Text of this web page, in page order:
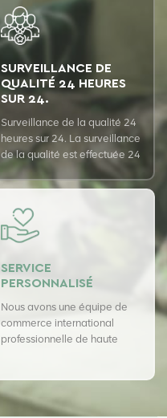
SURVEILLANCE DE
QUALITÉ 24 HEURES
SUR 24.
Surveillance de la qualité 24
heures sur 24. La surveillance
de la qualité est effectuée 24
heures sur 24 avec le système
d'assurance qualité USTER
notre qualité.
SERVICE
PERSONNALISÉ
Nous avons une équipe de
commerce international
professionnelle de haute